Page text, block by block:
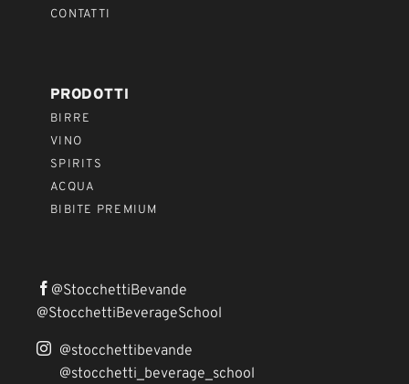
CONTATTI
PRODOTTI
BIRRE
VINO
SPIRITS
ACQUA
BIBITE PREMIUM
@StocchettiBevande
@StocchettiBeverageSchool
@stocchettibevande
@stocchetti_beverage_school